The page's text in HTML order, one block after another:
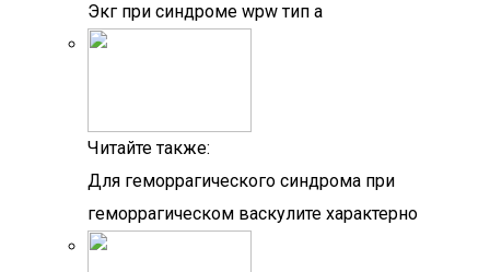
Экг при синдроме wpw тип а
Читайте также:
Для геморрагического синдрома при
геморрагическом васкулите характерно